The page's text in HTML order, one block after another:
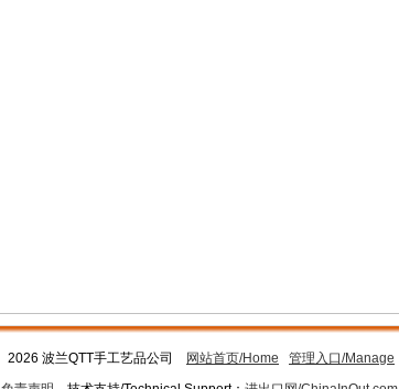
2026 波兰QTT手工艺品公司 网站首页/Home
管理入口/Manage